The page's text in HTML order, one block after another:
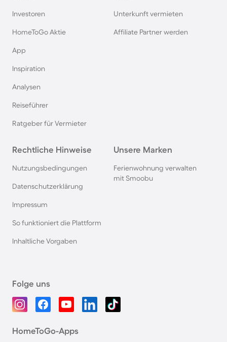
Investoren
HomeToGo Aktie
App
Inspiration
Analysen
Reiseführer
Ratgeber für Vermieter
Unterkunft vermieten
Affiliate Partner werden
Rechtliche Hinweise
Nutzungsbedingungen
Datenschutzerklärung
Impressum
So funktioniert die Plattform
Inhaltliche Vorgaben
Unsere Marken
Ferienwohnung verwalten
mit Smoobu
Folge uns
HomeToGo-Apps